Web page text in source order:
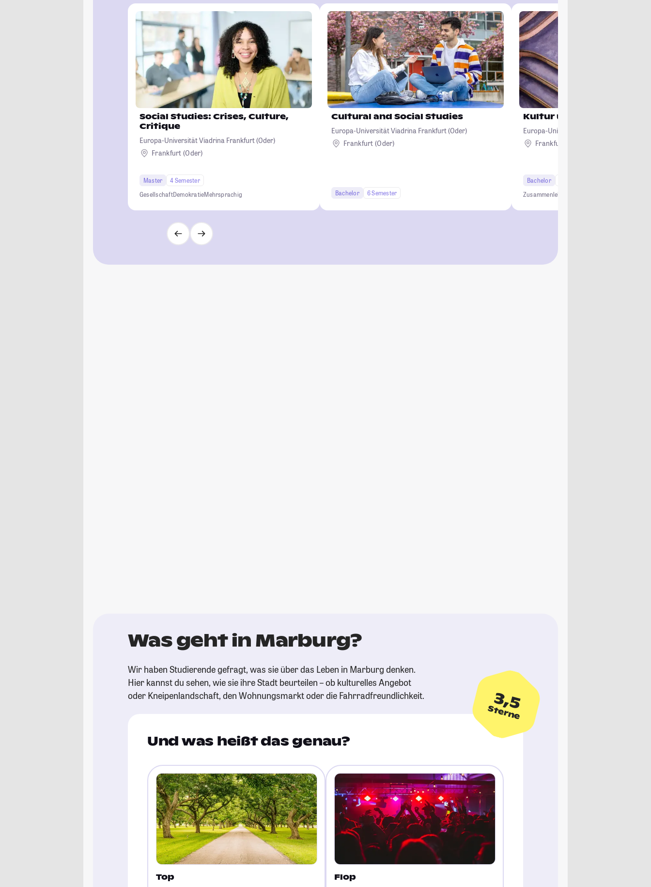
Social Studies: Crises, Culture,
Critique
Europa-Universität Viadrina Frankfurt (Oder)
Frankfurt (Oder)
Master
4 Semester
GesellschaftDemokratieMehrsprachig
Cultural and Social Studies
Europa-Universität Viadrina Frankfurt (Oder)
Frankfurt (Oder)
Bachelor 6 Semester
Kultur und Gesellschaft
Europa-Universität Viadrina Frankfurt
Frankfurt (Oder)
Bachelor
Zusammenleben
Was geht in Marburg?
Wir haben Studierende gefragt, was sie über das Leben in Marburg denken.
Hier kannst du sehen, wie sie ihre Stadt beurteilen – ob kulturelles Angebot
oder Kneipenlandschaft, den Wohnungsmarkt oder die Fahrradfreundlichkeit.
3,5
Sterne
Und was heißt das genau?
Top Flop